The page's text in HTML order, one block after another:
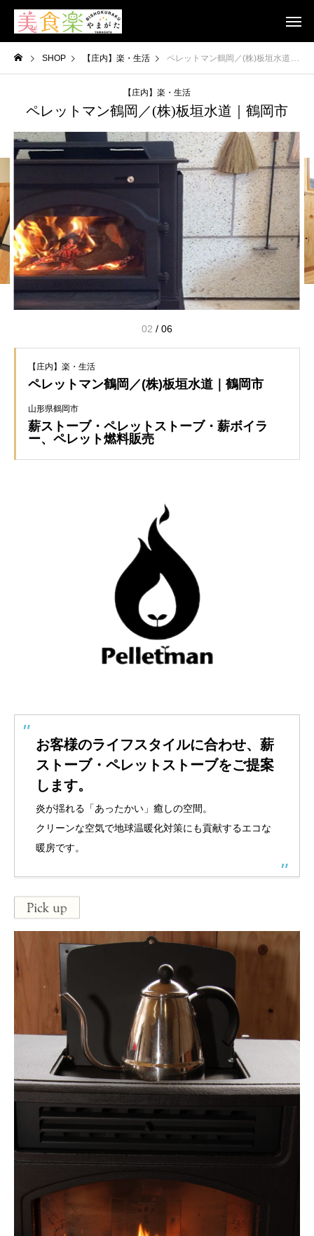
SHOP 【庄内】楽・生活 ペレットマン鶴岡／(株)板垣水道｜鶴岡市
【庄内】楽・生活
ペレットマン鶴岡／(株)板垣水道｜鶴岡市
03 / 06
【庄内】楽・生活
ペレットマン鶴岡／(株)板垣水道｜鶴岡市
山形県鶴岡市
薪ストーブ・ペレットストーブ・薪ボイラ
ー、ペレット燃料販売
お客様のライフスタイルに合わせ、薪
ストーブ・ペレットストーブをご提案
します。
炎が揺れる「あったかい」癒しの空間。
クリーンな空気で地球温暖化対策にも貢献するエコな
暖房です。